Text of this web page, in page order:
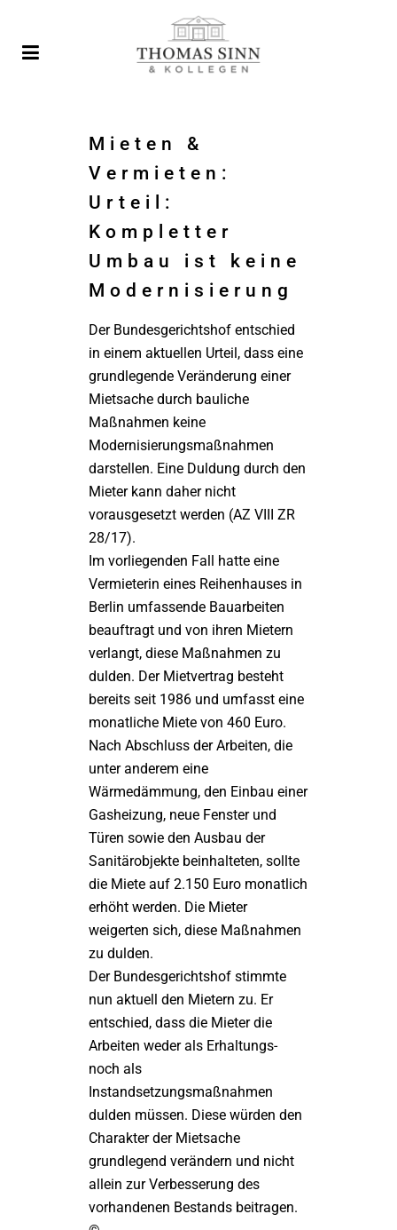
Mieten &
Vermieten:
Urteil:
Kompletter
Umbau ist keine
Modernisierung
Der Bundesgerichtshof entschied
in einem aktuellen Urteil, dass eine
grundlegende Veränderung einer
Mietsache durch bauliche
Maßnahmen keine
Modernisierungsmaßnahmen
darstellen. Eine Duldung durch den
Mieter kann daher nicht
vorausgesetzt werden (AZ VIII ZR
28/17).
Im vorliegenden Fall hatte eine
Vermieterin eines Reihenhauses in
Berlin umfassende Bauarbeiten
beauftragt und von ihren Mietern
verlangt, diese Maßnahmen zu
dulden. Der Mietvertrag besteht
bereits seit 1986 und umfasst eine
monatliche Miete von 460 Euro.
Nach Abschluss der Arbeiten, die
unter anderem eine
Wärmedämmung, den Einbau einer
Gasheizung, neue Fenster und
Türen sowie den Ausbau der
Sanitärobjekte beinhalteten, sollte
die Miete auf 2.150 Euro monatlich
erhöht werden. Die Mieter
weigerten sich, diese Maßnahmen
zu dulden.
Der Bundesgerichtshof stimmte
nun aktuell den Mietern zu. Er
entschied, dass die Mieter die
Arbeiten weder als Erhaltungs-
noch als
Instandsetzungsmaßnahmen
dulden müssen. Diese würden den
Charakter der Mietsache
grundlegend verändern und nicht
allein zur Verbesserung des
vorhandenen Bestands beitragen.